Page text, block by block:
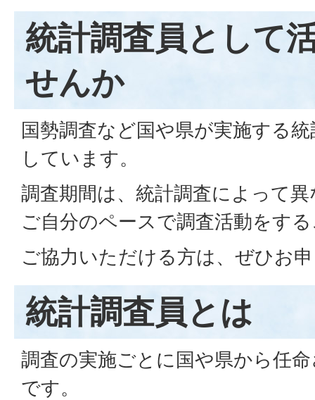
統計調査員として
せんか
国勢調査など国や県が実施する
しています。
調査期間は、統計調査によって
ご自分のペースで調査活動をす
ご協力いただける方は、ぜひお
統計調査員とは
調査の実施ごとに国や県から任
です。